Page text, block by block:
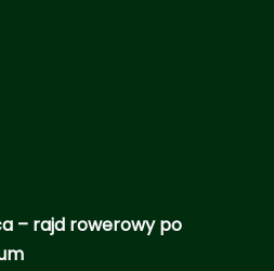
– rajd rowerowy po